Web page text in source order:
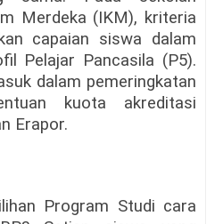
Merdeka (IKM), kriteria
capaian siswa dalam
Pelajar Pancasila (P5).
dalam pemeringkatan
kuota akreditasi
Erapor.
Program Studi cara